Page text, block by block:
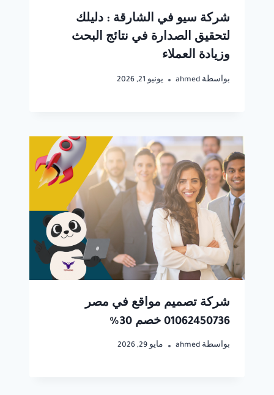
شركة سيو في الشارقة : دليلك
لتحقيق الصدارة في نتائج البحث
وزيادة العملاء
بواسطة ahmed يونيو 21, 2026
شركة تصميم مواقع في مصر
01062450736 خصم 30%
بواسطة ahmed مايو 29, 2026